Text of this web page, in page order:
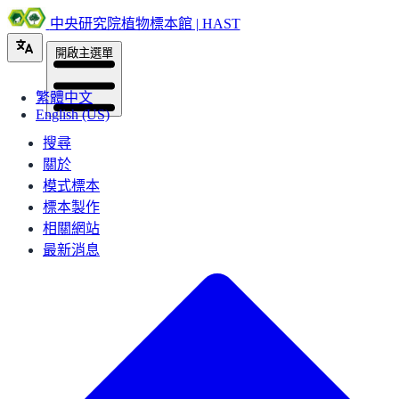
中央研究院植物標本館 | HAST
繁體中文
English (US)
開啟主選單
搜尋
關於
模式標本
標本製作
相關網站
最新消息